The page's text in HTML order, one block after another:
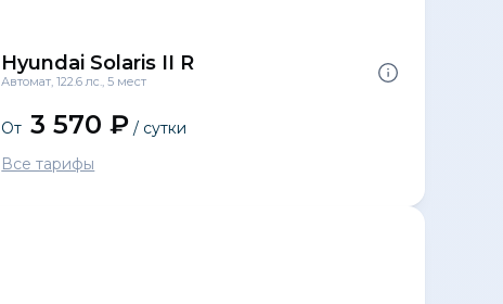
Hyundai Solaris II R
Автомат, 122.6 лс., 5 мест
От 3 570 ₽ / сутки
Все тарифы